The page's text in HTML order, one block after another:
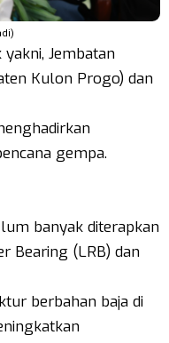
Jembatan
Kulon Progo) dan
gempa.
banyak diterapkan
Bearing (LRB) dan
berbahan baja di